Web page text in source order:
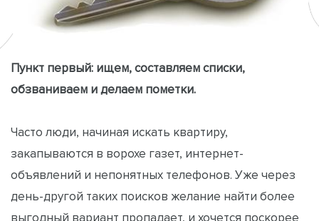
Пункт первый: ищем, составляем списки,
обзваниваем и делаем пометки.
Часто люди, начиная искать квартиру,
закапываются в ворохе газет, интернет-
объявлений и непонятных телефонов. Уже через
день-другой таких поисков желание найти более
выгодный вариант пропадает, и хочется поскорее